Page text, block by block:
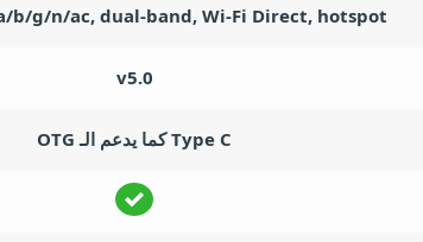
b/g/n/ac, dual-band, Wi-Fi Direct, hotspot
v5.0
Type C كما يدعم الـ OTG